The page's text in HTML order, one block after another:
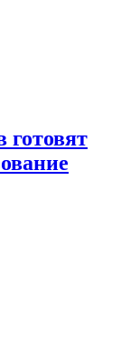
готовят